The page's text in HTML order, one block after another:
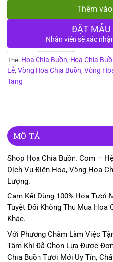
Thêm
ĐẶT MẪU
Nhân viên sẽ xác
Thẻ: Hoa Chia Buồn Hoa Chia
Lễ Vòng Hoa Chia Buồn Vòng
Tang
MÔ TẢ
Shop Hoa Chia Buồn. Com –
Dịch Vụ Điện Hoa, Vòng Hoa
Lượng.
Cam Kết Dùng 100% Hoa Tươi
Tuyệt Đối Không Thu Mua Hoa
Khác.
Với Phương Châm Làm Việc
Tâm Khi Đã Chọn Lựa Được
Chia Buồn Tươi Mới Uy Tín,